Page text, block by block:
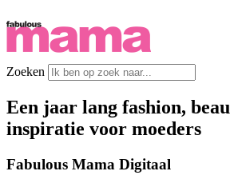
Zoeken
Een jaar lang fashion,
inspiratie voor moeders
Fabulous Mama Digitaal